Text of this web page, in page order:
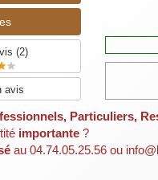
(2)
avis
Particuliers,
importante?
au 04.74.05.25.56 ou